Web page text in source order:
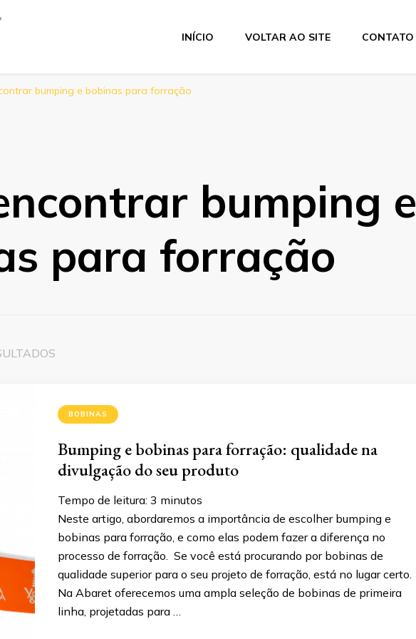
INÍCIO VOLTAR AO SITE CONTATO
bumping e bobinas para forração
bumping e
para forração
BOBINAS
Bumping e bobinas para forração: qualidade na
divulgação do seu produto
Tempo de leitura: 3 minutos
Neste artigo, abordaremos a importância de escolher bumping e
bobinas para forração, e como elas podem fazer a diferença no
processo de forração. Se você está procurando por bobinas de
qualidade superior para o seu projeto de forração, está no lugar certo.
Na Abaret oferecemos uma ampla seleção de bobinas de primeira
linha, projetadas para …